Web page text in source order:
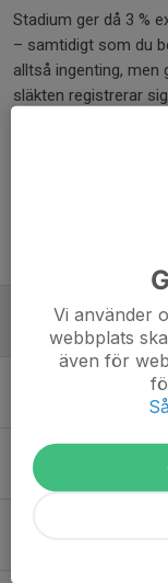
Stadium ger då 3 %
– samtidigt som du
alltså ingenting,
släkten registrerar
27 maj, 12:56
Stort tack
14 maj,
13 maj,
Vi använder
webbplats
även för